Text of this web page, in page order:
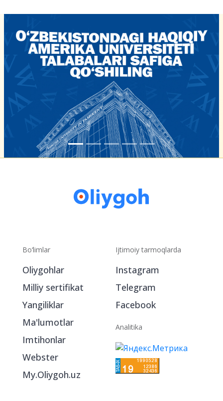
Bo‘limlar
Oliygohlar
Milliy sertifikat
Yangiliklar
Ma'lumotlar
Imtihonlar
Webster
My.Oliygoh.uz
Ijtimoiy tarmoqlarda
Instagram
Telegram
Facebook
Analitika